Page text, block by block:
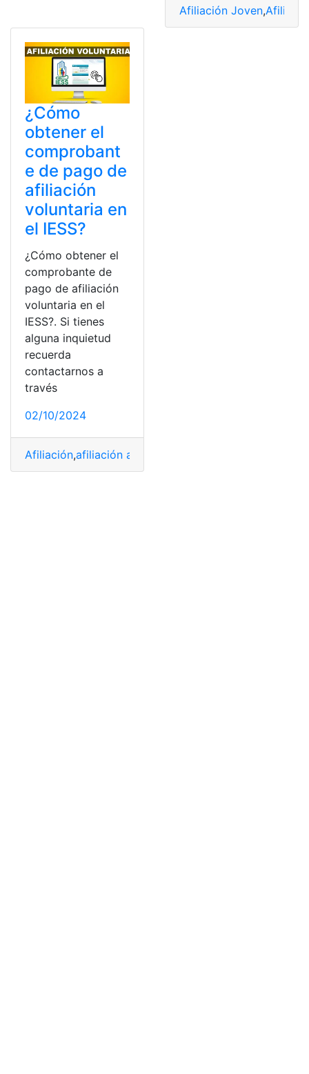
Afiliación Joven,
¿Cómo
obtener el
comprobant
e de pago de
afiliación
voluntaria en
el IESS?
¿Cómo obtener el
comprobante de
pago de afiliación
voluntaria en el
IESS?. Si tienes
alguna inquietud
recuerda
contactarnos a
través
02/10/2024
Afiliación,afiliación al IESS